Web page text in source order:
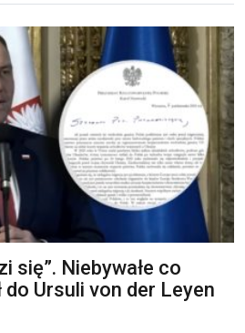
się”. Niebywałe co
do Ursuli von der Leyen